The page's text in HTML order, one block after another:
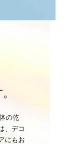
の乾
、デコ
にもお